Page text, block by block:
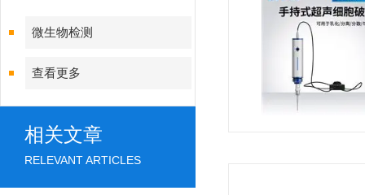
微生物检测
查看更多
相关文章
RELEVANT ARTICLES